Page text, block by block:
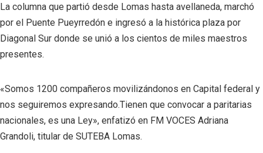
La columna que partió desde Lomas hasta avellaneda, marchó
por el Puente Pueyrredón e ingresó a la histórica plaza por
Diagonal Sur donde se unió a los cientos de miles maestros
presentes.
«Somos 1200 compañeros movilizándonos en Capital federal y
nos seguiremos expresando.Tienen que convocar a paritarias
nacionales, es una Ley», enfatizó en FM VOCES Adriana
Grandoli, titular de SUTEBA Lomas.